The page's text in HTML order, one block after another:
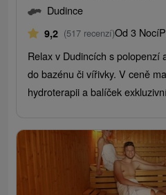
Dudince
9,2 (517 recenzí)Od 3 Nocí
Relax v Dudincích s polopenzí
do bazénu či vířivky. V ceně
hydroterapii a balíček